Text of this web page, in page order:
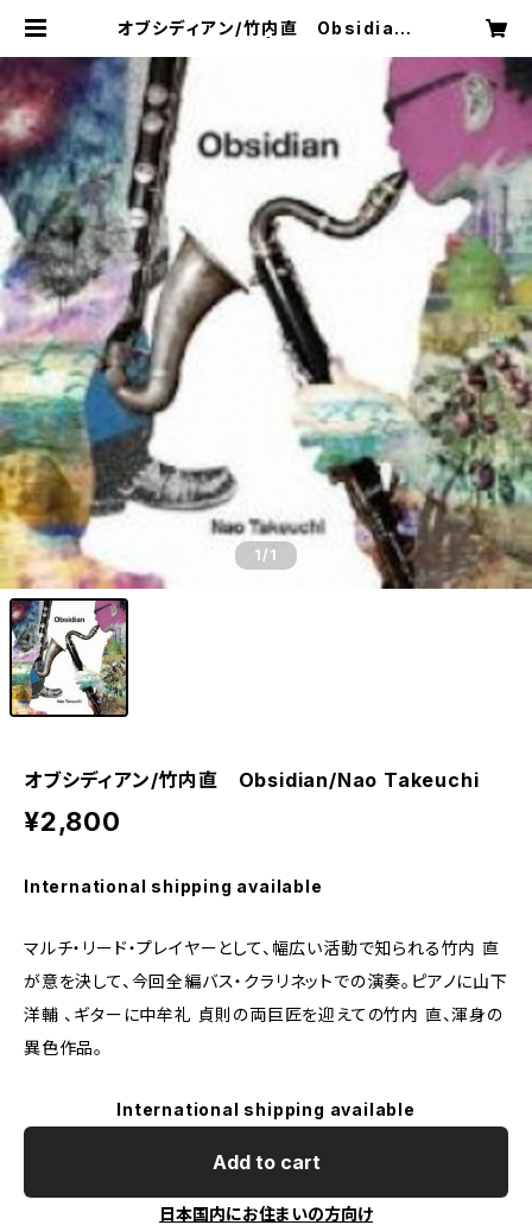
オブシディアン/竹内直 Obsidian/
1/1
オブシディアン/竹内直 Obsidian/Nao Takeuchi
¥2,800
International shipping available
マルチ・リード・プレイヤーとして、幅広い活動で知られる竹内 直
が意を決して、今回全編バス・クラリネットでの演奏。ピアノに山下
洋輔 、ギターに中牟礼 貞則の両巨匠を迎えての竹内 直、渾身の
異色作品。
International shipping available
Add to cart
日本国内にお住まいの方向け